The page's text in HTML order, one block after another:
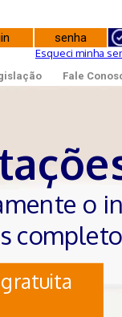
Esqueci minha
Fale
o